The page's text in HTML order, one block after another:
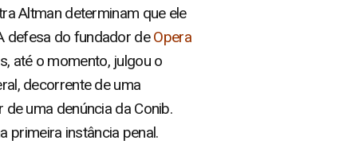
Altman determinam que ele
defesa do fundador deOpera
até o momento, julgou o
decorrente de uma
uma denúncia da Conib.
primeira instância penal.